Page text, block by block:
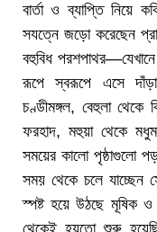
বার্তা ও ব্যাপ্তি নিয়ে
সযত্নে জড়ো করেছেন
বহুবিধ
রূপে স্বরূপে এসে দাঁড়ায়
চণ্ডীমঙ্গল, বেহুলা থেকে
ফরহাদ, মহুয়া থেকে
সময়ের কালো
সময় থেকে চলে যাচ্ছেন
স্পষ্ট হয়ে উঠছে মূষিক
থেকেই হয়তো শুরু